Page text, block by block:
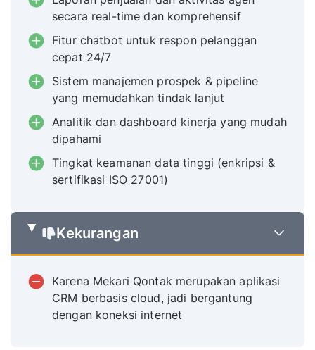
secara real-time dan komprehensif
Fitur chatbot untuk respon pelanggan
cepat 24/7
Sistem manajemen prospek & pipeline
yang memudahkan tindak lanjut
Analitik dan dashboard kinerja yang mudah
dipahami
Tingkat keamanan data tinggi (enkripsi &
sertifikasi ISO 27001)
Kekurangan
Karena Mekari Qontak merupakan aplikasi
CRM berbasis cloud, jadi bergantung
dengan koneksi internet